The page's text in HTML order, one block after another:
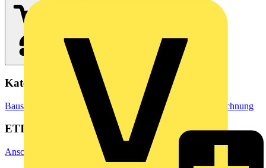
Kategorien
Baustoffe & Verbrauchsmaterialien Markierung & Kennzeichnung
ETIM Group
Anschluss- und Verbindungstechnik/Isoliermaterial (Elektro)